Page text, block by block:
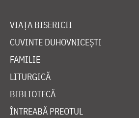
VIAȚA BISERICII
CUVINTE DUHOVNICEȘTI
FAMILIE
LITURGICĂ
BIBLIOTECĂ
ÎNTREABĂ PREOTUL